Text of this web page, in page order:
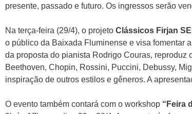
presente, passado e futuro. Os ingressos serão
Na terça-feira (29/4), o projeto Clássicos Firjan
o público da Baixada Fluminense e visa fomentar
da proposta do pianista Rodrigo Couras, reproduz
Beethoven, Chopin, Rossini, Puccini, Debussy,
inspiração de outros estilos e gêneros. A
O evento também contará com o workshop “Feira